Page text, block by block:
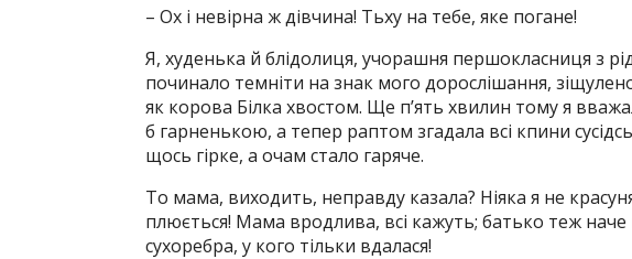
– Ох і невірна ж дівчина! Тьху на тебе, яке погане!
Я, худенька й блідолиця, учорашня першокласниця з
починало темніти на знак мого дорослішання,
як корова Білка хвостом. Ще п’ять хвилин тому я
б гарненькою, а тепер раптом згадала всі кпини
щось гірке, а очам стало гаряче.
То мама, виходить, неправду казала? Ніяка я не
плюється! Мама вродлива, всі кажуть; батько теж наче
сухоребра, у кого тільки вдалася!